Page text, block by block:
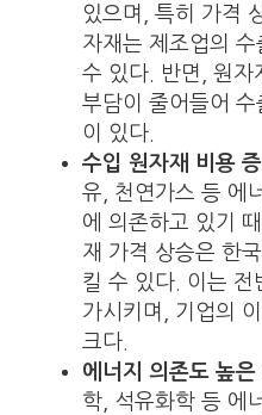
있으며, 특히 가격
자재는 제조업의
수 있다. 반면, 원자
부담이 줄어들어
이 있다.
수입 원자재 비용
유, 천연가스 등 에
에 의존하고 있기
재 가격 상승은 한
킬 수 있다. 이는 전
가시키며, 기업의
크다.
에너지 의존도 높
학, 석유화학 등 에